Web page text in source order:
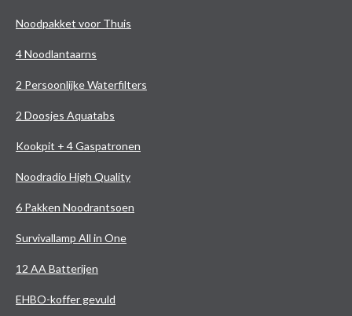
Noodpakket voor Thuis
4 Noodlantaarns
2 Persoonlijke Waterfilters
2 Doosjes Aquatabs
Kookpit + 4 Gaspatronen
Noodradio High Quality
6 Pakken Noodrantsoen
Survivallamp All in One
12 AA Batterijen
EHBO-koffer gevuld